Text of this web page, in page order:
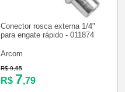
Conector rosca externa 1/4"
para engate rápido - 011874
Arcom
R$ 9,65
R$ 7,79